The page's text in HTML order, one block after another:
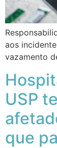
aos
vazamento
USP
que